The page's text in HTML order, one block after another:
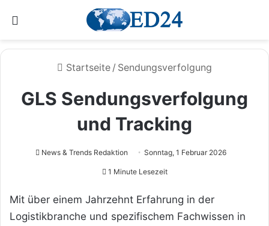
Startseite / Sendungsverfolgung
GLS Sendungsverfolgung
und Tracking
News & Trends Redaktion Sonntag, 1 Februar 2026
1 Minute Lesezeit
Mit über einem Jahrzehnt Erfahrung in der
Logistikbranche und spezifischem Fachwissen in